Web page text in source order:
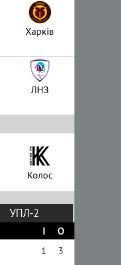
Харків
ЛНЗ
Колос
УПЛ-2
І
О
1
3